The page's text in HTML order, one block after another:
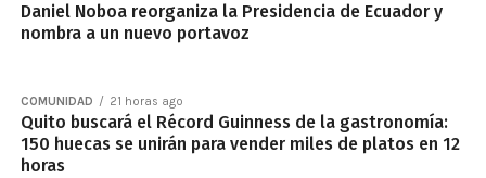
Daniel Noboa reorganiza la Presidencia de Ecuador y
nombra a un nuevo portavoz
COMUNIDAD 21 horas ago
Quito buscará el Récord Guinness de la gastronomía:
150 huecas se unirán para vender miles de platos en 12
horas